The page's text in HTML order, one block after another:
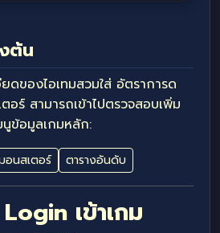
ต้น
ดของไอเทมสวมใส่ อัตราการด
อร์ สามารถเข้าไปตรวจสอบเพิ่ม
นูข้อมูลเกมหลัก:
อนสเตอร์ ตารางอันดับ
เข้าเกม